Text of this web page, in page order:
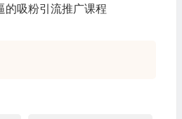
的吸粉引流推广课程